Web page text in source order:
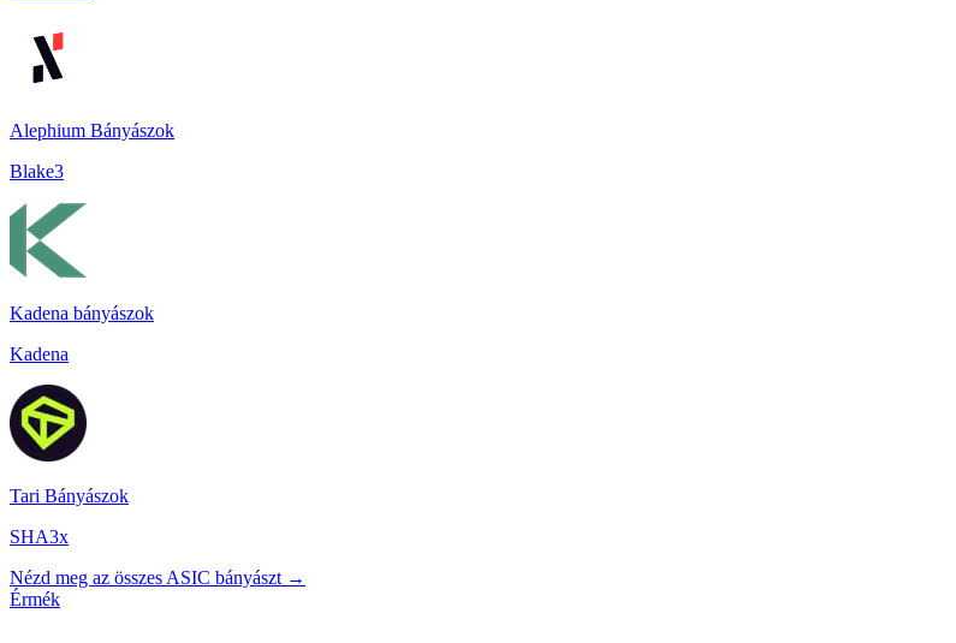
Alephium Bányászok
Blake3
Kadena bányászok
Kadena
Tari Bányászok
SHA3x
Nézd meg az összes ASIC bányászt →
Érmék